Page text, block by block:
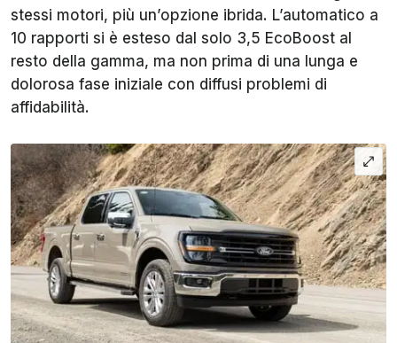
stessi motori, più un’opzione ibrida. L’automatico a
10 rapporti si è esteso dal solo 3,5 EcoBoost al
resto della gamma, ma non prima di una lunga e
dolorosa fase iniziale con diffusi problemi di
affidabilità.